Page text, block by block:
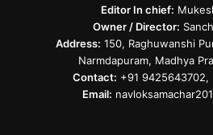
Editor In chief:
Owner / Director:
Address: 150, Raghuwanshi
Narmdapuram, Madhya
Contact: +91 9425643702,
Email: